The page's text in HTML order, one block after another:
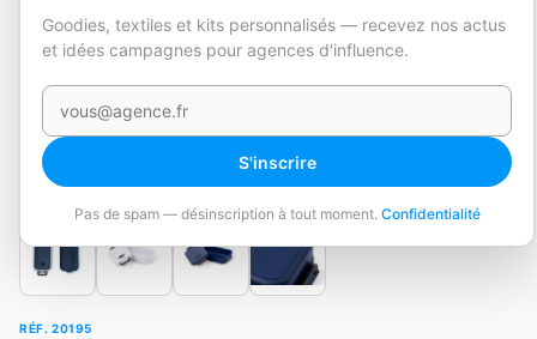
Goodies, textiles et kits personnalisés — recevez nos actus
et idées campagnes pour agences d'influence.
Votre e-mail
S'inscrire
Pas de spam — désinscription à tout moment. Confidentialité
RÉF. 20195